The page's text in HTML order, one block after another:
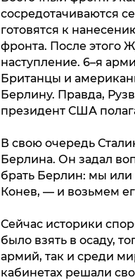
сосредотачиваются
готовятся к
фронта. После этого
наступление. 6–я
Британцы и
Берлину. Правда,
президент США
В свою очередь
Берлина. Он задал
брать Берлин: мы
Конев, — и возьмем
Сейчас историки
было взять в осаду,
армий, так и среди
кабинетах решали